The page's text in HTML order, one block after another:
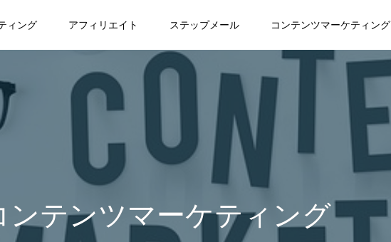
ィング アフィリエイト ステップメール コンテンツマーケティング
ンテンツマーケティング